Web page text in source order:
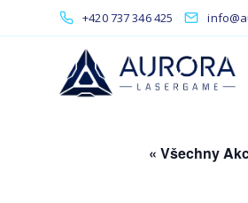
+420 737 346 425
« Všechny